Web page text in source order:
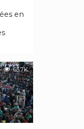
en
65.7K